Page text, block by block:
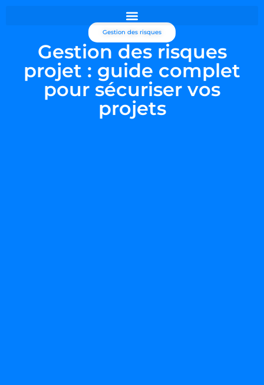
Gestion des risques
Gestion des risques
projet : guide complet
pour sécuriser vos
projets